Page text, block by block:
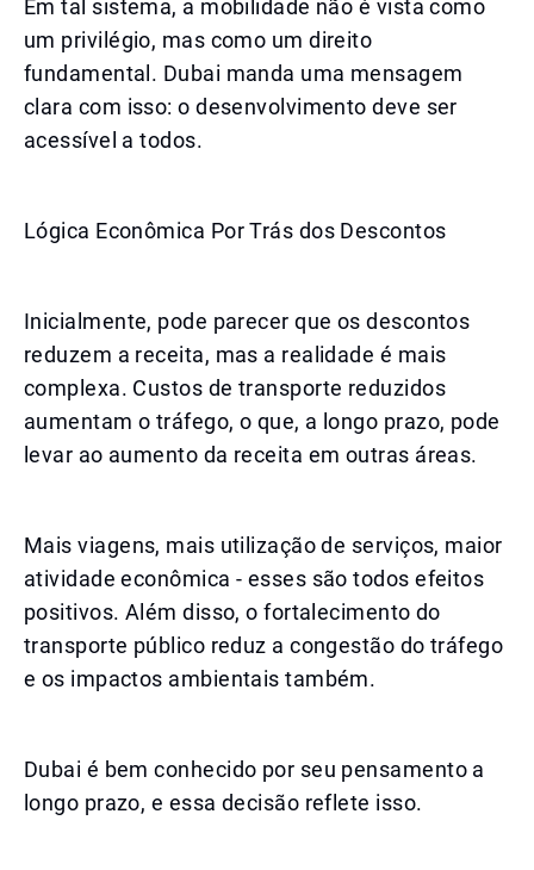
Em tal sistema, a mobilidade não é vista como
um privilégio, mas como um direito
fundamental. Dubai manda uma mensagem
clara com isso: o desenvolvimento deve ser
acessível a todos.
Lógica Econômica Por Trás dos Descontos
Inicialmente, pode parecer que os descontos
reduzem a receita, mas a realidade é mais
complexa. Custos de transporte reduzidos
aumentam o tráfego, o que, a longo prazo, pode
levar ao aumento da receita em outras áreas.
Mais viagens, mais utilização de serviços, maior
atividade econômica - esses são todos efeitos
positivos. Além disso, o fortalecimento do
transporte público reduz a congestão do tráfego
e os impactos ambientais também.
Dubai é bem conhecido por seu pensamento a
longo prazo, e essa decisão reflete isso.